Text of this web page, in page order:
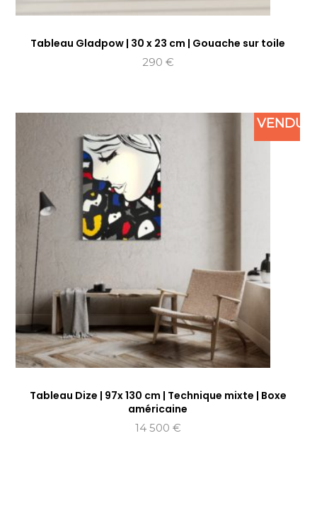
Tableau Gladpow | 30 x 23 cm | Gouache sur toile
290 €
VENDU
Tableau Dize | 97x 130 cm | Technique mixte | Boxe
américaine
14 500 €